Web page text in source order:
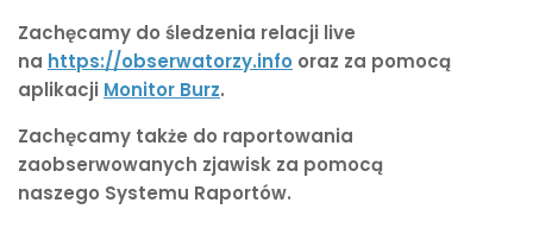
Zachęcamy do śledzenia relacji live
na https://obserwatorzy.info oraz za pomocą
aplikacji Monitor Burz.
Zachęcamy także do raportowania
zaobserwowanych zjawisk za pomocą
naszego Systemu Raportów.